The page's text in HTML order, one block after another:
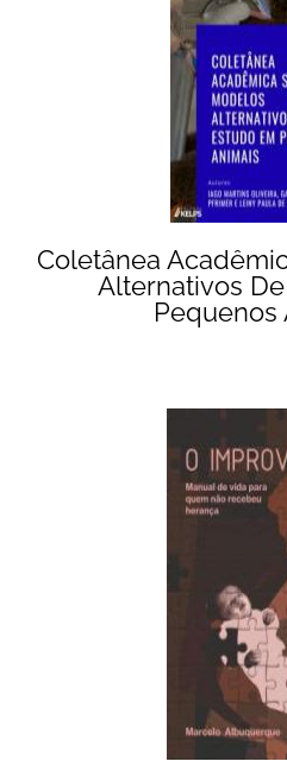
Coletânea
Alternativos
Pequenos